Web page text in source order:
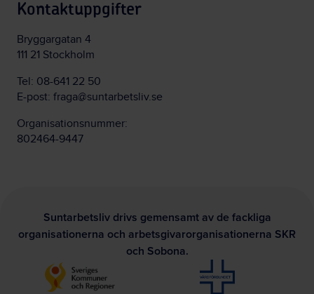
Kontaktuppgifter
Bryggargatan 4
111 21 Stockholm
Tel: 08-641 22 50
E-post: fraga@suntarbetsliv.se
Organisationsnummer:
802464-9447
Suntarbetsliv drivs gemensamt av de fackliga
organisationerna och arbetsgivarorganisationerna SKR
och Sobona.